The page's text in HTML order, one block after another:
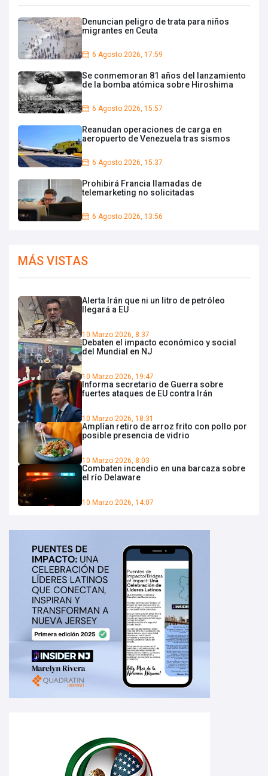
Denuncian peligro de trata para niños
migrantes en Ceuta
6 Agosto 2026, 17:59
Se conmemoran 81 años del lanzamiento
de la bomba atómica sobre Hiroshima
6 Agosto 2026, 15:57
Reanudan operaciones de carga en
aeropuerto de Venezuela tras sismos
6 Agosto 2026, 15:37
Prohibirá Francia llamadas de
telemarketing no solicitadas
6 Agosto 2026, 13:56
MÁS VISTAS
Alerta Irán que ni un litro de petróleo
llegará a EU
10 Marzo 2026, 8:37
Debaten el impacto económico y social
del Mundial en NJ
10 Marzo 2026, 19:47
Informa secretario de Guerra sobre
fuertes ataques de EU contra Irán
10 Marzo 2026, 18:31
Amplían retiro de arroz frito con pollo por
posible presencia de vidrio
10 Marzo 2026, 8:03
Combaten incendio en una barcaza sobre
el río Delaware
10 Marzo 2026, 14:07